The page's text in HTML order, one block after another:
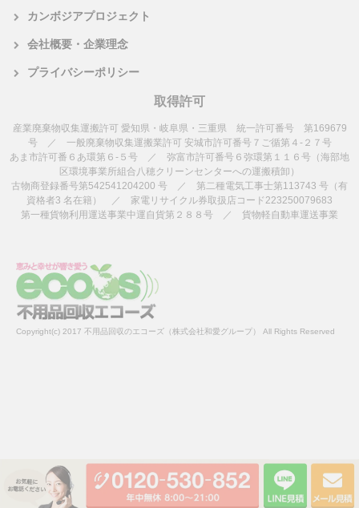
カンボジアプロジェクト
会社概要・企業理念
プライバシーポリシー
取得許可
産業廃棄物収集運搬許可 愛知県・岐阜県・三重県 統一許可番号 第169679
号 ／ 一般廃棄物収集運搬業許可 安城市許可番号７ご循第４-２７号
あま市許可番６あ環第６-５号 ／ 弥富市許可番号６弥環第１１６号（海部地
区環境事業所組合八穂クリーンセンターへの運搬積卸）
古物商登録番号第542541204200 号 ／ 第二種電気工事士第113743 号（有
資格者3 名在籍） ／ 家電リサイクル券取扱店コード223250079683
第一種貨物利用運送事業中運自貨第２８８号 ／ 貨物軽自動車運送事業
Copyright(c) 2017 不用品回収のエコーズ（株式会社和愛グループ） All Rights Reserved